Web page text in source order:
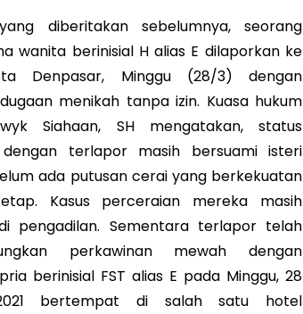
diberitakan sebelumnya, seorang
wanita berinisial H alias E dilaporkan ke
Denpasar, Minggu (28/3) dengan
menikah tanpa izin. Kuasa hukum
Siahaan, SH mengatakan, status
dengan terlapor masih bersuami isteri
ada putusan cerai yang berkekuatan
Kasus perceraian mereka masih
pengadilan. Sementara terlapor telah
perkawinan mewah dengan
berinisial FST alias E pada Minggu, 28
bertempat di salah satu hotel